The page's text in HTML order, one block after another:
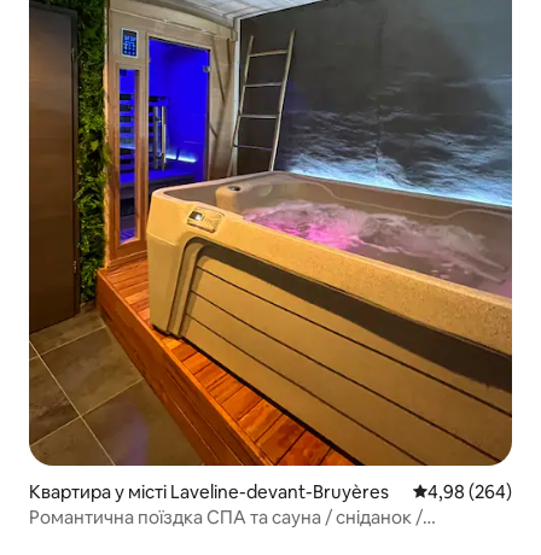
Квартира у місті Laveline-devant-Bruyères Середня
4,98 (264)
Романтична поїздка СПА та сауна / сніданок /